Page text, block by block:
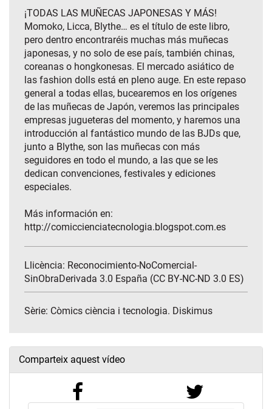
¡TODAS LAS MUÑECAS JAPONESAS Y MÁS!
Momoko, Licca, Blythe… es el título de este libro,
pero dentro encontraréis muchas más muñecas
japonesas, y no solo de ese país, también chinas,
coreanas o hongkonesas. El mercado asiático de
las fashion dolls está en pleno auge. En este repaso
general a todas ellas, bucearemos en los orígenes
de las muñecas de Japón, veremos las principales
empresas jugueteras del momento, y haremos una
introducción al fantástico mundo de las BJDs que,
junto a Blythe, son las muñecas con más
seguidores en todo el mundo, a las que se les
dedican convenciones, festivales y ediciones
especiales.
Más información en:
http://comiccienciatecnologia.blogspot.com.es
Llicència: Reconocimiento-NoComercial-
SinObraDerivada 3.0 España (CC BY-NC-ND 3.0 ES)
Sèrie: Còmics ciència i tecnologia. Diskimus
Comparteix aquest vídeo